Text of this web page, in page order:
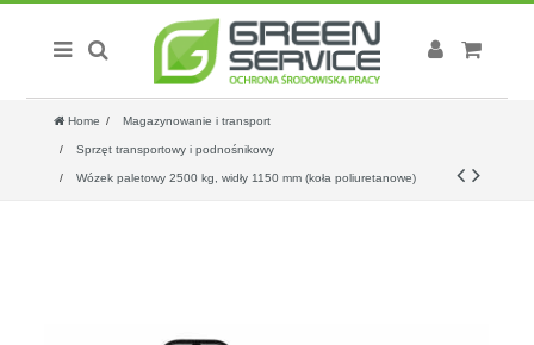
Home Magazynowanie i transport
Sprzęt transportowy i podnośnikowy
Wózek paletowy 2500 kg, widły 1150 mm (koła poliuretanowe)